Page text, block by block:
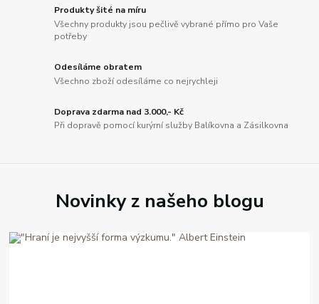
Produkty šité na míru
Všechny produkty jsou pečlivě vybrané přímo pro Vaše
potřeby
Odesíláme obratem
Všechno zboží odesíláme co nejrychleji
Doprava zdarma nad 3.000,- Kč
Při dopravě pomocí kurýrní služby Balíkovna a Zásilkovna
Novinky z našeho blogu